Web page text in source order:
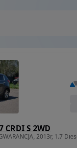
S 2WD